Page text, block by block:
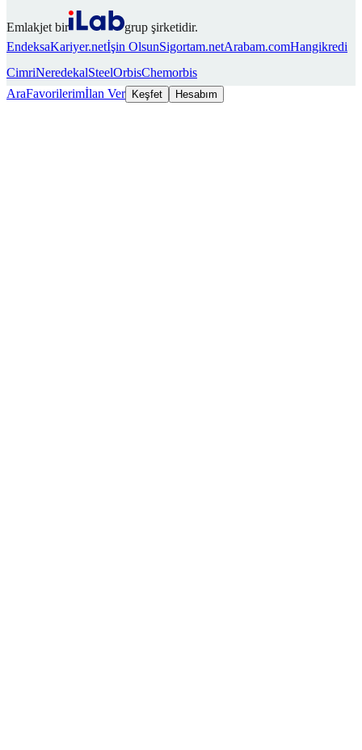
Emlakjet bir
grup şirketidir.
EndeksaKariyer.netİşin OlsunSigortam.netArabam.comHangikredi
CimriNeredekalSteelOrbisChemorbis
AraFavorilerimİlan Ver Keşfet Hesabım